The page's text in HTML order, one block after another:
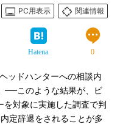
PC用表示
関連情報
Hatena 0
ッドハンターへの相談内
──このような結果が、ビ
対象に実施した調査で判
定辞退をされることが多